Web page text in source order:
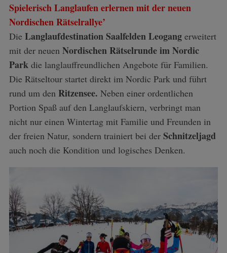
Spielerisch Langlaufen erlernen mit der neuen
Nordischen Rätselrallye’
Die Langlaufdestination Saalfelden Leogangerweitert
mit der neuen Nordischen Rätselrunde im Nordic
Park die langlauffreundlichen Angebote für Familien.
Die Rätseltour startet direkt im Nordic Park und führt
rund um den Ritzensee. Neben einer ordentlichen
Portion Spaß auf den Langlaufskiern, verbringt man
nicht nur einen Wintertag mit Familie und Freunden in
der freien Natur, sondern trainiert bei derSchnitzeljagd
auch noch die Kondition und logisches Denken.